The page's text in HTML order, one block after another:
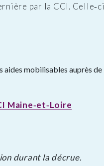
par la CCI.
mobilisables auprès de
Maine‑et‑Loire
durant la décrue.